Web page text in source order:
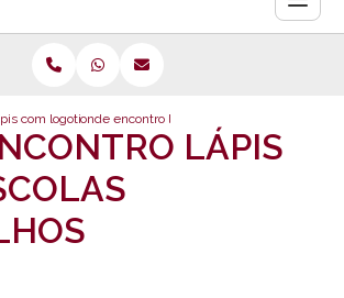
com logotipoonde encontro lapis para escolas guarulhos
LÁPIS